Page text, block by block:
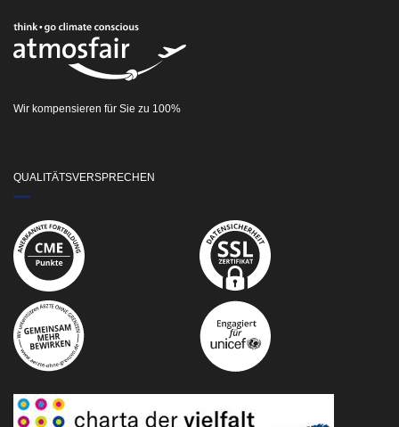
Wir kompensieren für Sie zu 100%
QUALITÄTSVERSPRECHEN